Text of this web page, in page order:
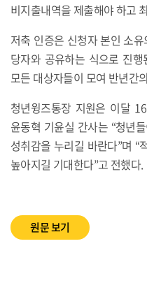
비지출내역을 제출해야 하고
저축 인증은 신청자 본인 소
당자와 공유하는 식으로 진
모든 대상자들이 모여 반년간
청년윙즈통장 지원은 이달
윤동혁 기윤실 간사는 “청년
성취감을 누리길 바란다”며
높아지길 기대한다”고 전했다.
원문 보기